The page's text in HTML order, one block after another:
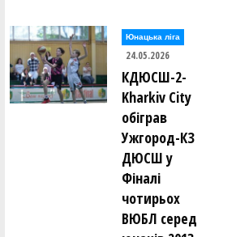
Юнацька ліга
24.05.2026
КДЮСШ-2-
Kharkiv City
обіграв
Ужгород-КЗ
ДЮСШ у
Фіналі
чотирьох
ВЮБЛ серед